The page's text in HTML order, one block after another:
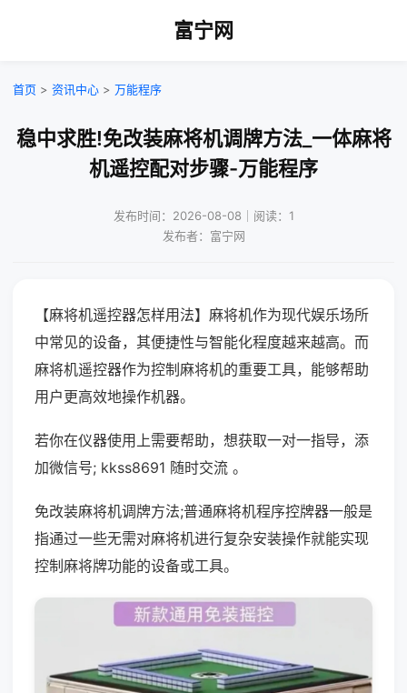
富宁网
首页 > 资讯中心 > 万能程序
稳中求胜!免改装麻将机调牌方法_一体麻将
机遥控配对步骤-万能程序
发布时间：2026-08-08｜阅读：1
发布者：富宁网
【麻将机遥控器怎样用法】麻将机作为现代娱乐场所
中常见的设备，其便捷性与智能化程度越来越高。而
麻将机遥控器作为控制麻将机的重要工具，能够帮助
用户更高效地操作机器。
若你在仪器使用上需要帮助，想获取一对一指导，添
加微信号; kkss8691 随时交流 。
免改装麻将机调牌方法;普通麻将机程序控牌器一般是
指通过一些无需对麻将机进行复杂安装操作就能实现
控制麻将牌功能的设备或工具。